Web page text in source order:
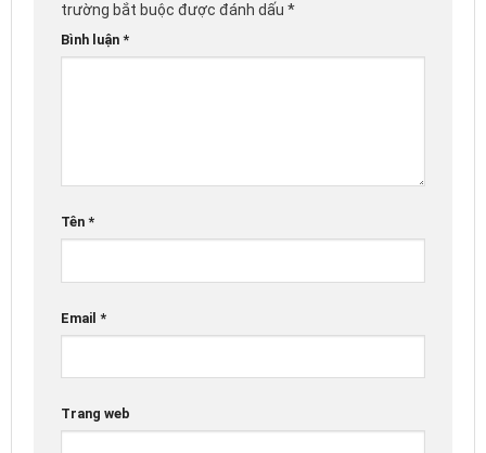
trường bắt buộc được đánh dấu *
Bình luận *
Tên *
Email *
Trang web